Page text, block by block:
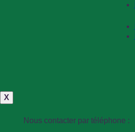
X
Nous contacter par téléphone :